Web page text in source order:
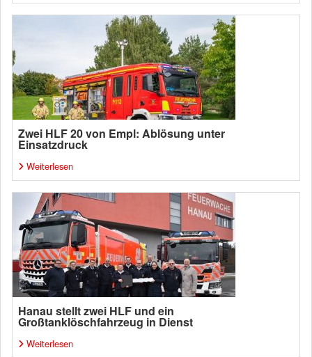
Zwei HLF 20 von Empl: Ablösung unter
Einsatzdruck
Weiterlesen
Hanau stellt zwei HLF und ein
Großtanklöschfahrzeug in Dienst
Weiterlesen